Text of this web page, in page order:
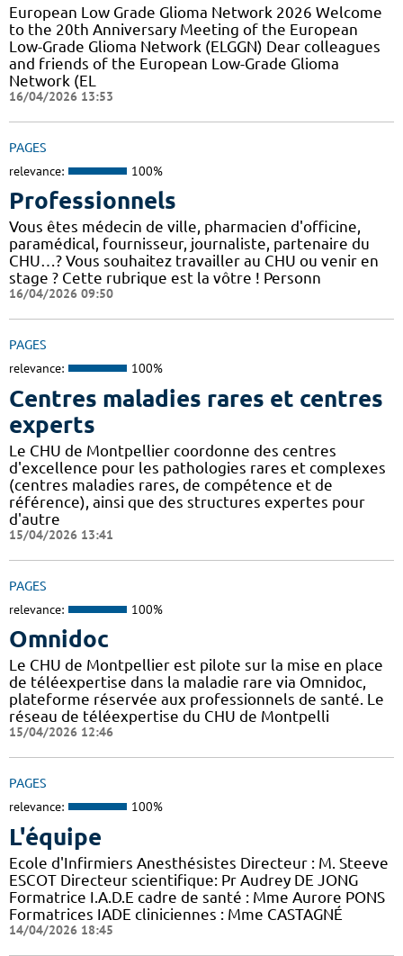
European Low Grade Glioma Network 2026 Welcome
to the 20th Anniversary Meeting of the European
Low-Grade Glioma Network (ELGGN) Dear colleagues
and friends of the European Low-Grade Glioma
Network (EL
16/04/2026 13:53
PAGES
relevance: 100%
Professionnels
Vous êtes médecin de ville, pharmacien d'officine,
paramédical, fournisseur, journaliste, partenaire du
CHU…? Vous souhaitez travailler au CHU ou venir en
stage ? Cette rubrique est la vôtre ! Personn
16/04/2026 09:50
PAGES
relevance: 100%
Centres maladies rares et centres
experts
Le CHU de Montpellier coordonne des centres
d'excellence pour les pathologies rares et complexes
(centres maladies rares, de compétence et de
référence), ainsi que des structures expertes pour
d'autre
15/04/2026 13:41
PAGES
relevance: 100%
Omnidoc
Le CHU de Montpellier est pilote sur la mise en place
de téléexpertise dans la maladie rare via Omnidoc,
plateforme réservée aux professionnels de santé. Le
réseau de téléexpertise du CHU de Montpelli
15/04/2026 12:46
PAGES
relevance: 100%
L'équipe
Ecole d'Infirmiers Anesthésistes Directeur : M. Steeve
ESCOT Directeur scientifique: Pr Audrey DE JONG
Formatrice I.A.D.E cadre de santé : Mme Aurore PONS
Formatrices IADE cliniciennes : Mme CASTAGNÉ
14/04/2026 18:45